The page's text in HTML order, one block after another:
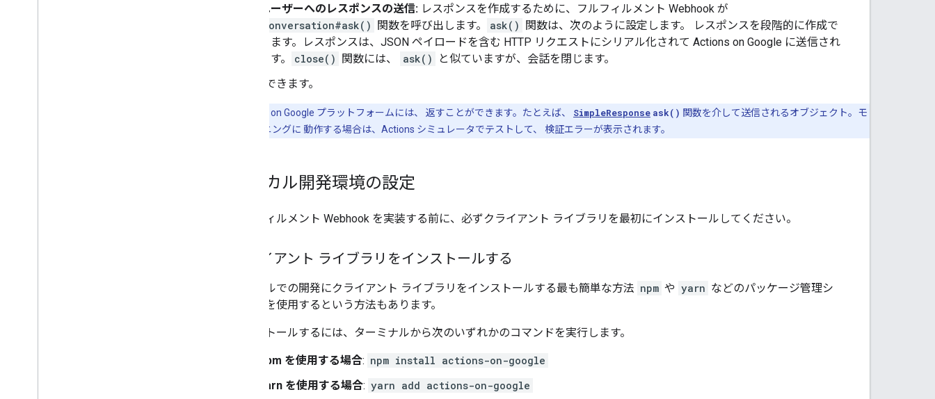
ユーザーへのレスポンスの送信: レスポンスを作成するために、フルフィルメント Webhook が
Conversation#ask() 関数を呼び出します。 ask() 関数は、次のように設定します。 レスポンスを段階的に作成で
きます。レスポンスは、JSON ペイロードを含む HTTP リクエストにシリアル化されて Actions on Google に送信され
ます。
close() 関数には、 ask()
と似ていますが、会話を閉じます。
で確認できます。
Actions on Google プラットフォームには、 返すことができます。たとえば、 SimpleResponse ask() 関数を介して送信されるオブジェクト。モ
デルはトレーニングに 動作する場合は、Actions シミュレータでテストして、 検証エラーが表示されます。
ローカル開発環境の設定
フルフィルメント Webhook を実装する前に、必ずクライアント ライブラリを最初にインストールしてください。
クライアント ライブラリをインストールする
ローカルでの開発にクライアント ライブラリをインストールする最も簡単な方法 npm や yarn などのパッケージ管理シ
ステムを使用するという方法もあります。
インストールするには、ターミナルから次のいずれかのコマンドを実行します。
npm を使用する場合: npm install actions-on-google
yarn を使用する場合: yarn add actions-on-google